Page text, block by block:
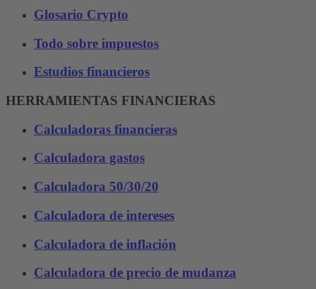
Glosario Crypto
Todo sobre impuestos
Estudios financieros
HERRAMIENTAS FINANCIERAS
Calculadoras financieras
Calculadora gastos
Calculadora 50/30/20
Calculadora de intereses
Calculadora de inflación
Calculadora de precio de mudanza